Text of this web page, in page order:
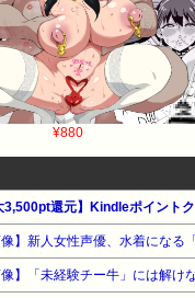
¥880
3,500pt還元】Kindleポイント
像】新人女性声優、水着になる
像】「未経験チー牛」には解け